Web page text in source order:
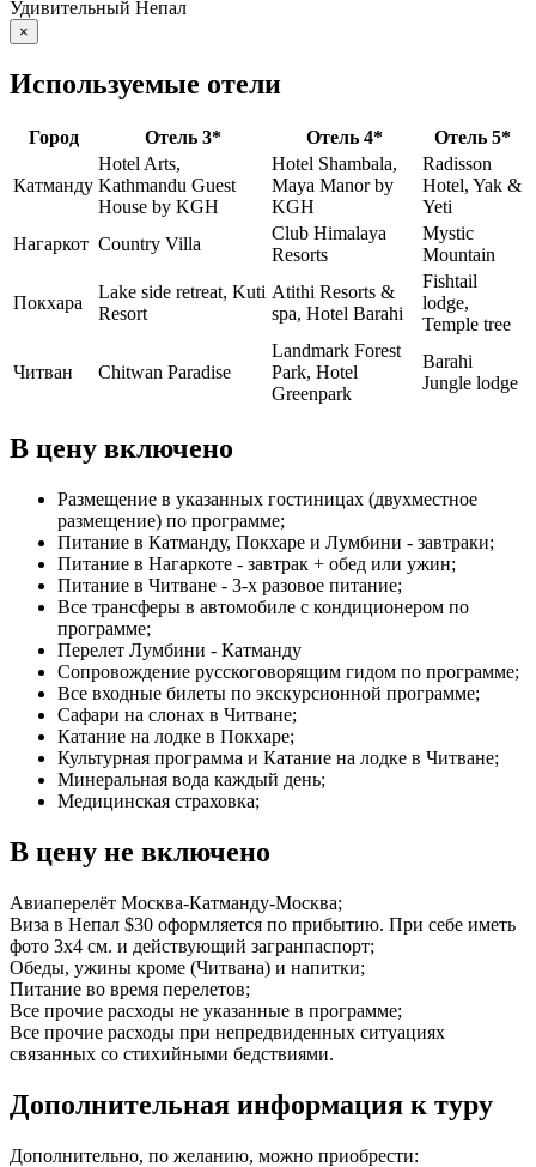
Удивительный Непал
×
Используемые отели
Город Отель 3* Отель 4* Отель 5*
Катманду
Hotel Arts,
Kathmandu Guest
House by KGH
Hotel Shambala,
Maya Manor by
KGH
Radisson
Hotel, Yak &
Yeti
Нагаркот Country Villa
Club Himalaya
Resorts
Mystic
Mountain
Покхара
Lake side retreat, Kuti
Resort
Atithi Resorts &
spa, Hotel Barahi
Fishtail
lodge,
Temple tree
Читван Chitwan Paradise
Landmark Forest
Park, Hotel
Greenpark
Barahi
Jungle lodge
В цену включено
Размещение в указанных гостиницах (двухместное
размещение) по программе;
Питание в Катманду, Покхаре и Лумбини - завтраки;
Питание в Нагаркоте - завтрак + обед или ужин;
Питание в Читване - 3-х разовое питание;
Все трансферы в автомобиле с кондиционером по
программе;
Перелет Лумбини - Катманду
Сопровождение русскоговорящим гидом по программе;
Все входные билеты по экскурсионной программе;
Сафари на слонах в Читване;
Катание на лодке в Покхаре;
Культурная программа и Катание на лодке в Читване;
Минеральная вода каждый день;
Медицинская страховка;
В цену не включено
Авиаперелёт Москва-Катманду-Москва;
Виза в Непал $30 оформляется по прибытию. При себе иметь
фото 3х4 см. и действующий загранпаспорт;
Обеды, ужины кроме (Читвана) и напитки;
Питание во время перелетов;
Все прочие расходы не указанные в программе;
Все прочие расходы при непредвиденных ситуациях
связанных со стихийными бедствиями.
Дополнительная информация к туру
Дополнительно, по желанию, можно приобрести: